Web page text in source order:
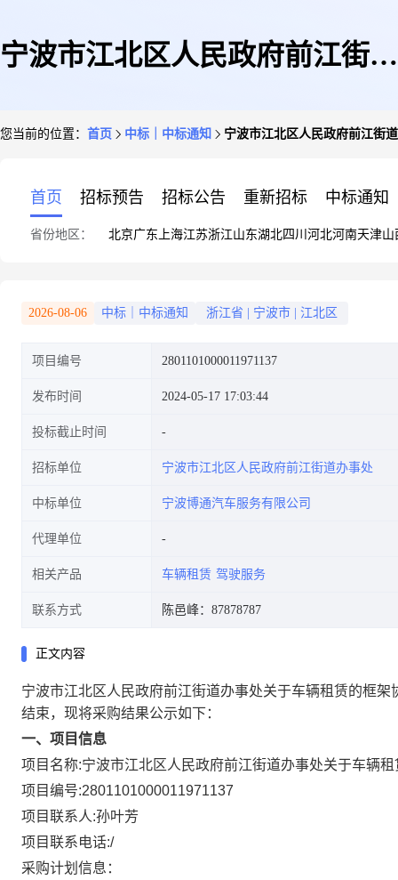
宁波市江北区人民政府前江街道
您当前的位置： 首页 中标｜中标通知 宁波市江北区人民政府前江街
首页 招标预告 招标公告 重新招标 中标通知
省份地区： 北京广东 上海江苏浙江山东湖北四川 河北河南天津山
2026-08-06 中标｜中标通知 浙江省 宁波市 江北区
项目编号 2801101000011971137
发布时间 2024-05-17 17:03:44
投标截止时间
招标单位 宁波市江北区人民政府前江街道办事处
中标单位 宁波博通汽车服务有限公司
代理单位
相关产品 车辆租赁 驾驶服务
联系方式 陈邑峰：87878787
正文内容
宁波市江北区人民政府前江街道办事处关于车辆租赁的框架
结束，现将采购结果公示如下：
一、项目信息
项目名称:宁波市江北区人民政府前江街道办事处关于车辆
项目编号:2801101000011971137
项目联系人:孙叶芳
项目联系电话:/
采购计划信息：